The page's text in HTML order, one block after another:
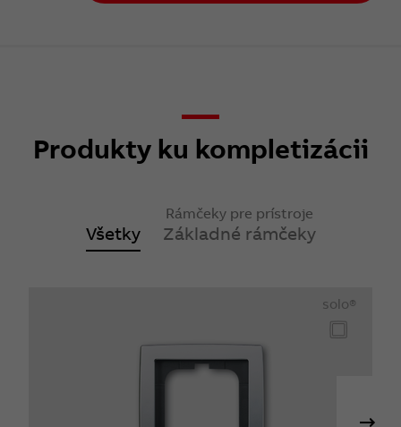
Produkty ku kompletizácii
Všetky
Rámčeky pre prístroje
Základné rámčeky
solo®